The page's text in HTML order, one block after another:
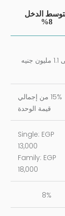
الدخل
8%
15% من إجمالي
قيمة الوحدة
Single: EGP
13,000
Family: EGP
18,000
8%